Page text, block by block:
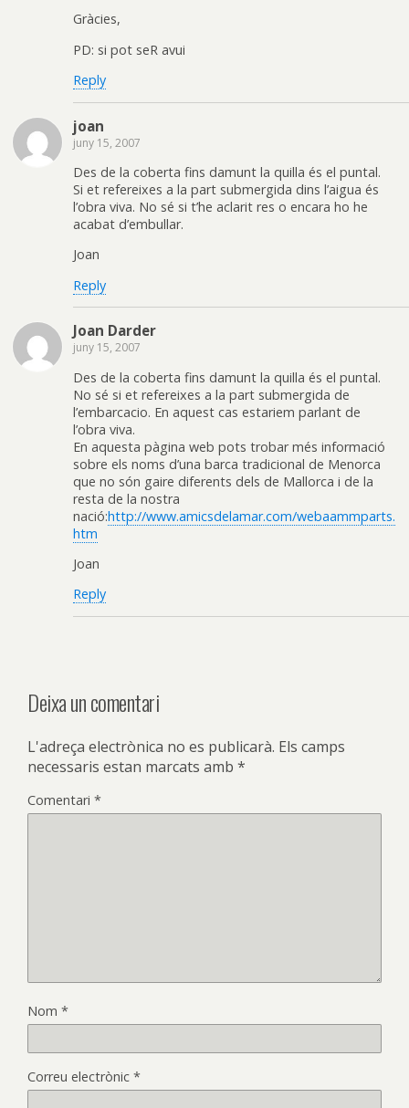
Gràcies,
PD: si pot seR avui
Reply
joan
juny 15, 2007
Des de la coberta fins damunt la quilla és el puntal.
Si et refereixes a la part submergida dins l’aigua és
l’obra viva. No sé si t’he aclarit res o encara ho he
acabat d’embullar.
Joan
Reply
Joan Darder
juny 15, 2007
Des de la coberta fins damunt la quilla és el puntal.
No sé si et refereixes a la part submergida de
l’embarcacio. En aquest cas estariem parlant de
l’obra viva.
En aquesta pàgina web pots trobar més informació
sobre els noms d’una barca tradicional de Menorca
que no són gaire diferents dels de Mallorca i de la
resta de la nostra
nació:http://www.amicsdelamar.com/webaammparts.
htm
Joan
Reply
Deixa un comentari
L'adreça electrònica no es publicarà. Els camps
necessaris estan marcats amb *
Comentari *
Nom *
Correu electrònic *